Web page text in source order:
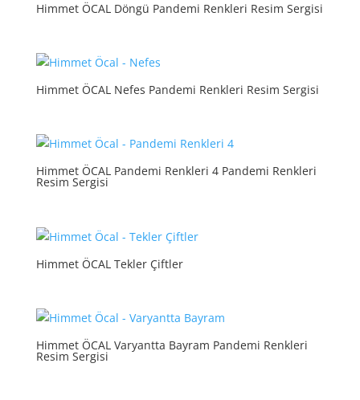
Himmet ÖCAL Döngü Pandemi Renkleri Resim Sergisi
Himmet ÖCAL Nefes Pandemi Renkleri Resim Sergisi
Himmet ÖCAL Pandemi Renkleri 4 Pandemi Renkleri
Resim Sergisi
Himmet ÖCAL Tekler Çiftler
Himmet ÖCAL Varyantta Bayram Pandemi Renkleri
Resim Sergisi